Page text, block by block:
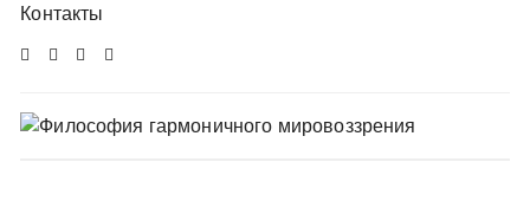
Перейти
комменты
Контакты